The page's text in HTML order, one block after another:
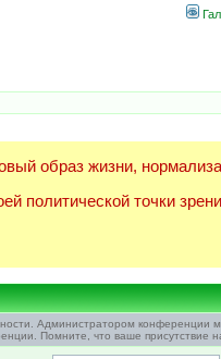
образ жизни,
политической точки
Администратором конференции
Помните, что ваше присутствие